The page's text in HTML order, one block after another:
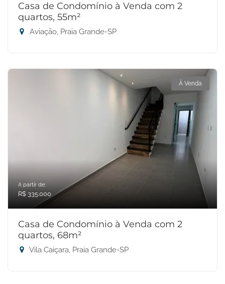
Casa de Condomínio à Venda com 2
quartos, 55m²
Aviação, Praia Grande-SP
À Venda
A partir de:
R$ 335.000
Casa de Condomínio à Venda com 2
quartos, 68m²
Vila Caiçara, Praia Grande-SP